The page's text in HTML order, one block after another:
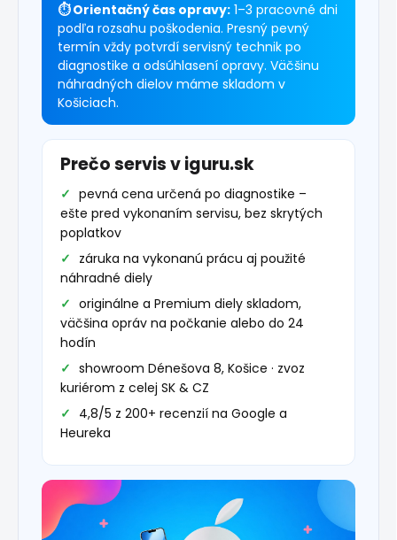
⏱ Orientačný čas opravy: 1–3 pracovné dni
podľa rozsahu poškodenia. Presný pevný
termín vždy potvrdí servisný technik po
diagnostike a odsúhlasení opravy. Väčšinu
náhradných dielov máme skladom v
Košiciach.
Prečo servis v iguru.sk
pevná cena určená po diagnostike –
ešte pred vykonaním servisu, bez skrytých
poplatkov
záruka na vykonanú prácu aj použité
náhradné diely
originálne a Premium diely skladom,
väčšina opráv na počkanie alebo do 24
hodín
showroom Dénešova 8, Košice · zvoz
kuriérom z celej SK & CZ
4,8/5 z 200+ recenzií na Google a
Heureka